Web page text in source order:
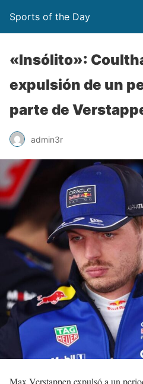
Sports of the Day
«Insólito»:
expulsión de un
parte de
admin3r
Max Verstappen expulsó a un